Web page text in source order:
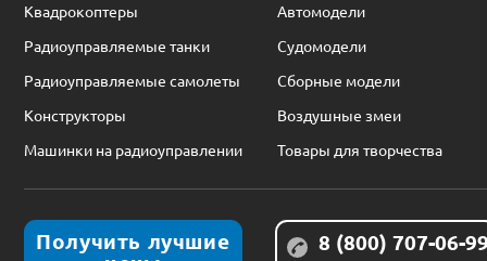
Квадрокоптеры
Автомодели
Радиоуправляемые танки
Судомодели
Радиоуправляемые самолеты
Сборные модели
Конструкторы
Воздушные змеи
Машинки на радиоуправлении
Товары для творчества
Получить лучшие
8 (800) 707-06-